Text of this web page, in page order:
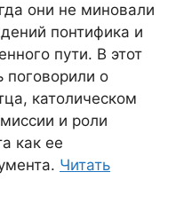
они не миновали
понтифика и
пути. В этот
поговорили о
католическом
и роли
как ее
Читать